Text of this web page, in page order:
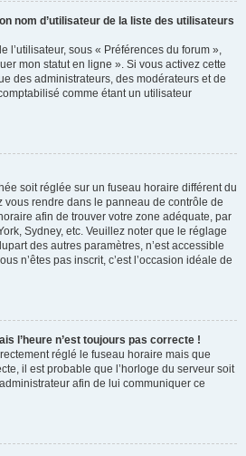
nom d’utilisateur de la liste des utilisateurs
l’utilisateur, sous « Préférences du forum »,
mon statut en ligne ». Si vous activez cette
des administrateurs, des modérateurs et de
comme étant un utilisateur
soit réglée sur un fuseau horaire différent du
vous rendre dans le panneau de contrôle de
afin de trouver votre zone adéquate, par
Sydney, etc. Veuillez noter que le réglage
des autres paramètres, n’est accessible
n’êtes pas inscrit, c’est l’occasion idéale de
l’heure n’est toujours pas correcte !
réglé le fuseau horaire mais que
il est probable que l’horloge du serveur soit
afin de lui communiquer ce